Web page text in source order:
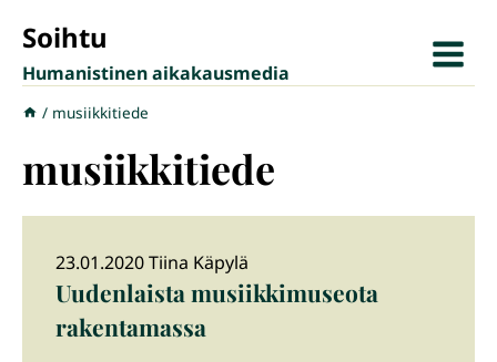
sisältöön
Soihtu
Humanistinen aikakausmedia
/ musiikkitiede
musiikkitiede
23.01.2020 Tiina Käpylä
Uudenlaista musiikkimuseota
rakentamassa